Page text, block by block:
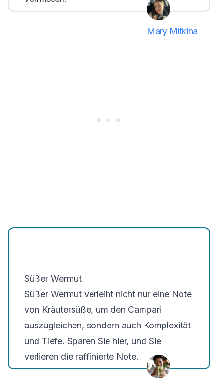
Mary Mitkina
Süßer Wermut
Süßer Wermut verleiht nicht nur eine Note
von Kräutersüße, um den Campari
auszugleichen, sondern auch Komplexität
und Tiefe. Sparen Sie hier, und Sie
verlieren die raffinierte Note.